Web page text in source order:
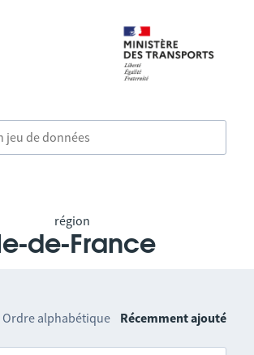
région
Île-de-France
Ordre alphabétique Récemment ajouté